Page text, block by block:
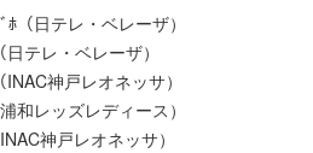
日テレ・ベレーザ）
レ・ベレーザ）
神戸レオネッサ）
レッズレディース）
神戸レオネッサ）